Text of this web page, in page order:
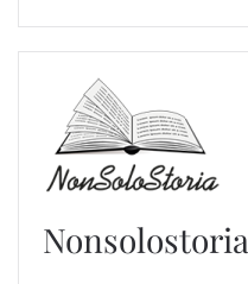
Nonsolostoria